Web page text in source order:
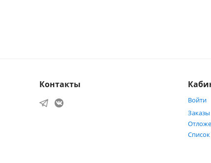
Контакты
Войти
Заказы